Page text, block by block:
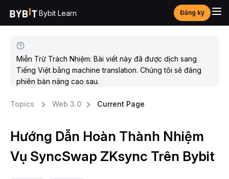
Bybit Learn Đăng ký
Miễn Trừ Trách Nhiệm: Bài viết này đã được dịch sang
Tiếng Việt bằng machine translation. Chúng tôi sẽ đăng
phiên bản nâng cao sau.
Topics Web 3.0 Current Page
Hướng Dẫn Hoàn Thành Nhiệm
Vụ SyncSwap ZKsync Trên Bybit